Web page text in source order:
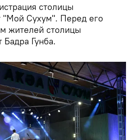
столицы
"Мой Сухум". Перед его
жителей столицы
Бадра Гунба.